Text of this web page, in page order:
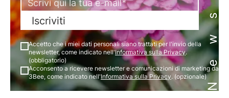
Iscriviti
Accetto che i miei dati personali siano trattati per l'invio della
newsletter, come indicato nell'Informativa sulla Privacy.
(obbligatorio)
Acconsento a ricevere newsletter e comunicazioni di marketing da
3Bee, come indicato nell'Informativa sulla Privacy. (opzionale)